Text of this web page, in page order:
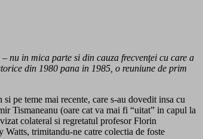
nu in mica parte si din cauza frecvenţei cu care a
din 1980 pana in 1985, o reuniune de prim
pe teme mai recente, care s-au dovedit insa cu
Tismaneanu (oare cat va mai fi “uitat” in capul la
colateral si regretatul profesor Florin
trimitandu-ne catre colectia de foste